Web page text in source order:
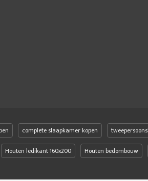
complete slaapkamer kopen
Houten ledikant 160x200 Houten bedombouw